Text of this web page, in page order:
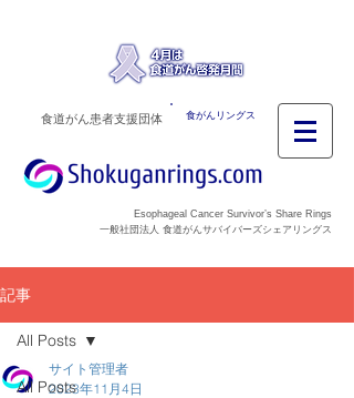
食がんリングス
食道がん患者支援団体
Esophageal Cancer Survivor’s Share Rings
一般社団法人 食道がんサバイバーズシェアリングス
記事
All Posts
All Posts
サイト管理者
2023年11月4日